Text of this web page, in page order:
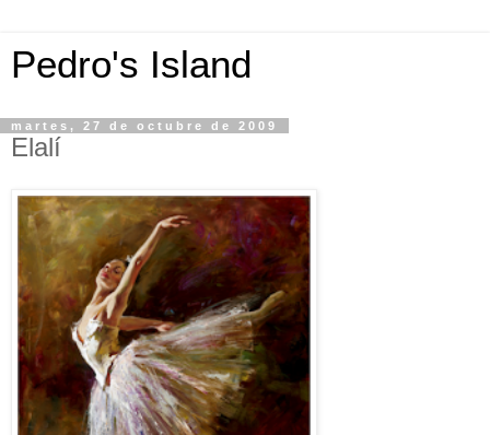
Pedro's Island
martes, 27 de octubre de 2009
Elalí